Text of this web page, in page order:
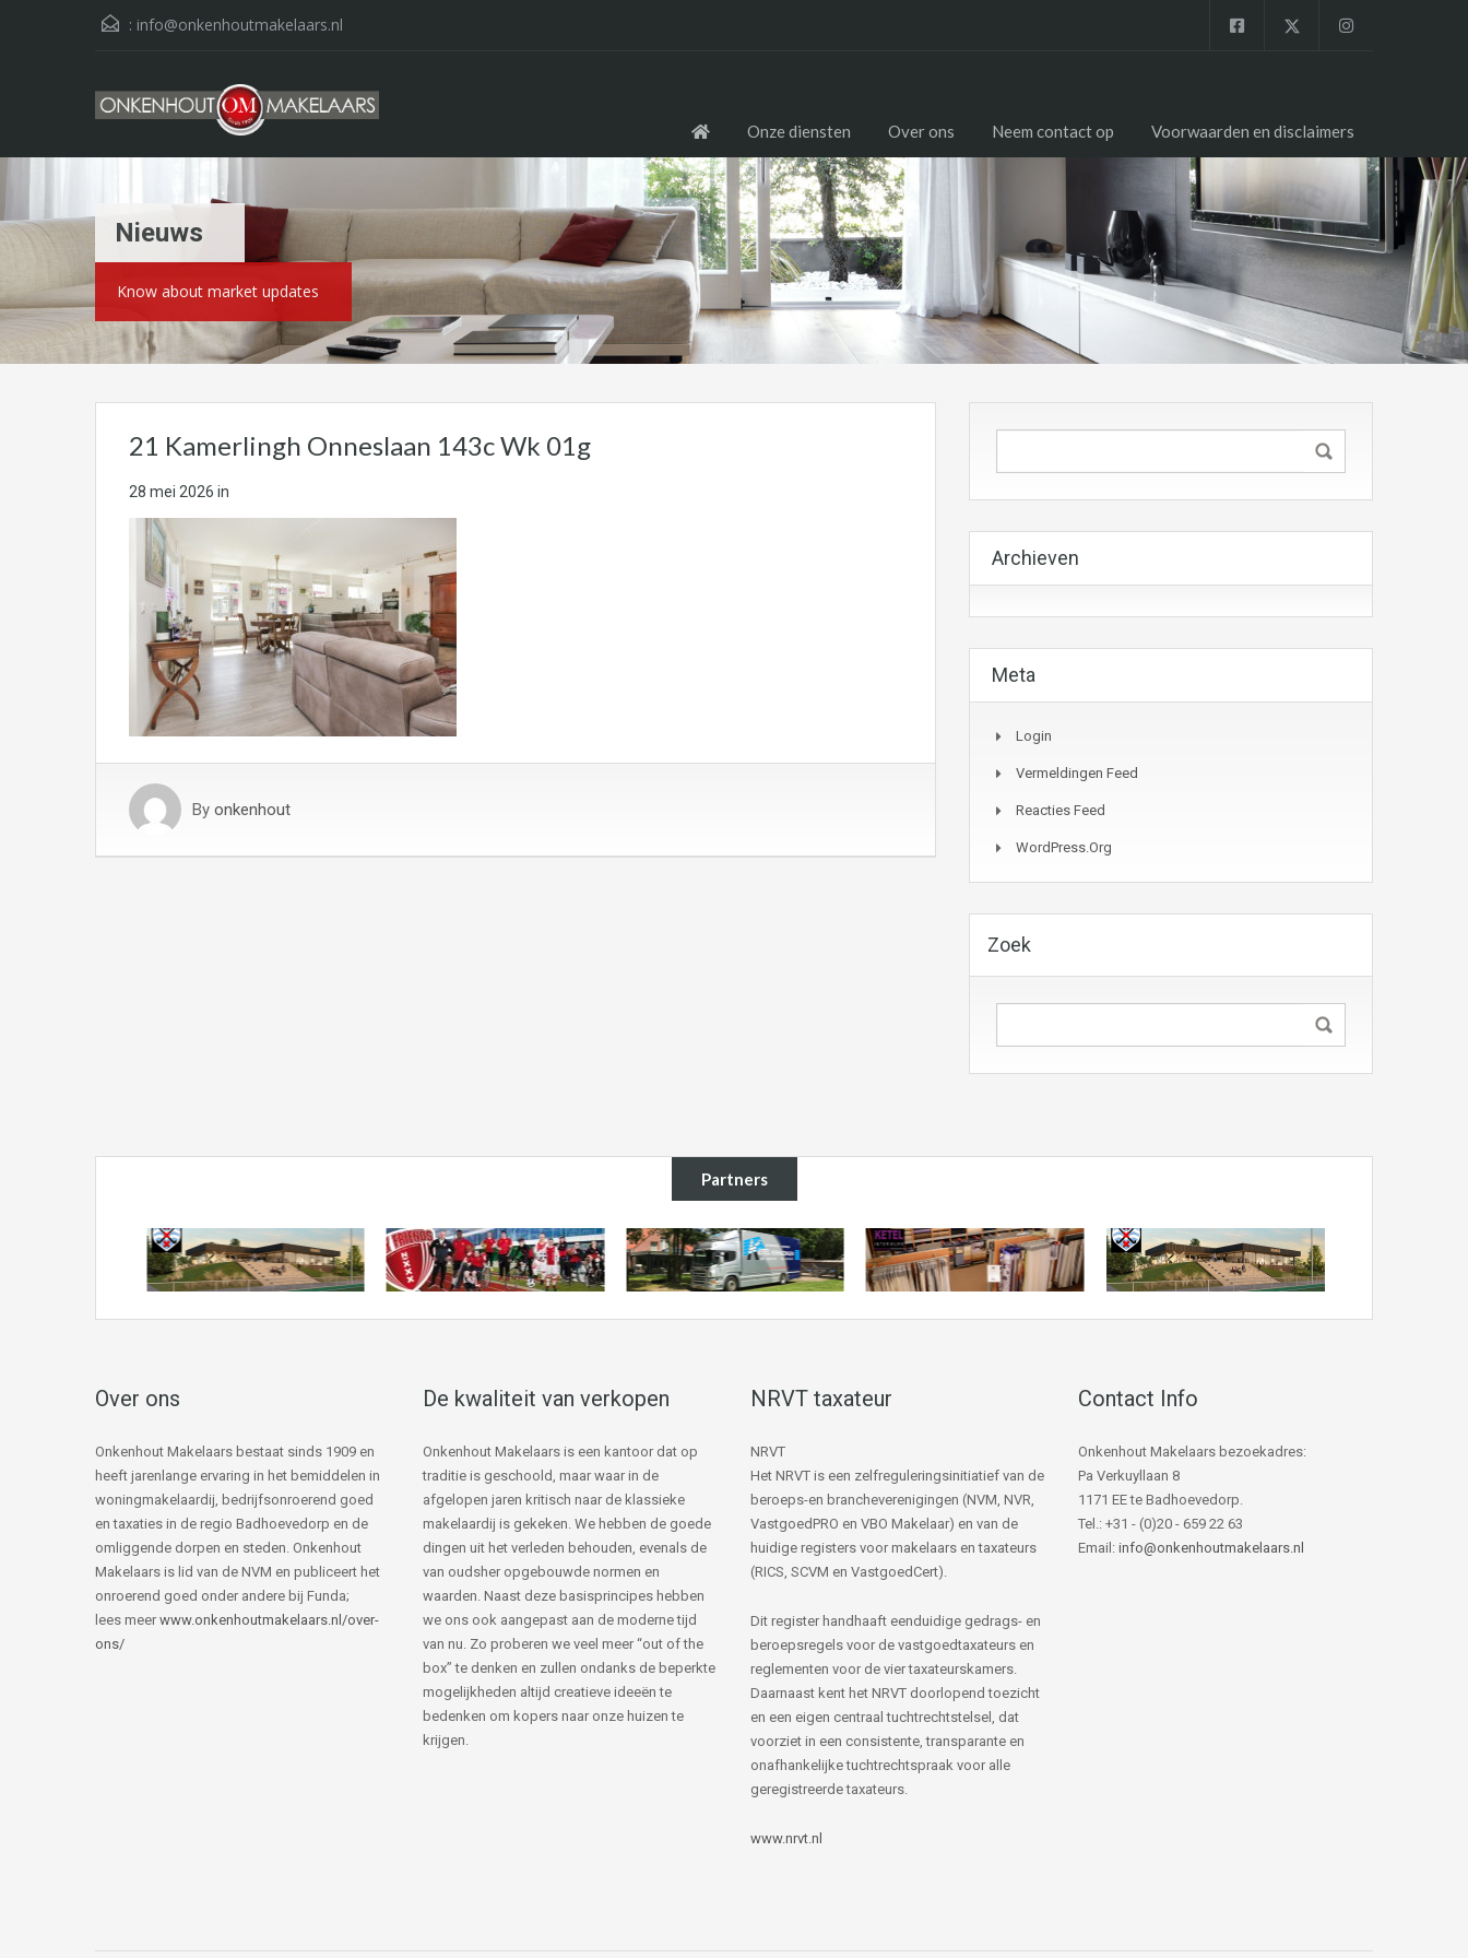
: info@onkenhoutmakelaars.nl
Onze diensten Over ons Neem contact op Voorwaarden en disclaimers
Nieuws
Know about market updates
21 Kamerlingh Onneslaan 143c Wk 01g
28 mei 2026 in
By onkenhout
Archieven
Meta
Login
Vermeldingen Feed
Reacties Feed
WordPress.org
Zoek
Partners
Over ons
Onkenhout Makelaars bestaat sinds 1909 en
heeft jarenlange ervaring in het bemiddelen in
woningmakelaardij, bedrijfsonroerend goed
en taxaties in de regio Badhoevedorp en de
omliggende dorpen en steden. Onkenhout
Makelaars is lid van de NVM en publiceert het
onroerend goed onder andere bij Funda;
lees meer www.onkenhoutmakelaars.nl/over-
ons/
De kwaliteit van verkopen
Onkenhout Makelaars is een kantoor dat op
traditie is geschoold, maar waar in de
afgelopen jaren kritisch naar de klassieke
makelaardij is gekeken. We hebben de goede
dingen uit het verleden behouden, evenals de
van oudsher opgebouwde normen en
waarden. Naast deze basisprincipes hebben
we ons ook aangepast aan de moderne tijd
van nu. Zo proberen we veel meer “out of the
box” te denken en zullen ondanks de beperkte
mogelijkheden altijd creatieve ideeën te
bedenken om kopers naar onze huizen te
krijgen.
NRVT taxateur
NRVT
Het NRVT is een zelfreguleringsinitiatief van de
beroeps-en brancheverenigingen (NVM, NVR,
VastgoedPRO en VBO Makelaar) en van de
huidige registers voor makelaars en taxateurs
(RICS, SCVM en VastgoedCert).
Dit register handhaaft eenduidige gedrags- en
beroepsregels voor de vastgoedtaxateurs en
reglementen voor de vier taxateurskamers.
Daarnaast kent het NRVT doorlopend toezicht
en een eigen centraal tuchtrechtstelsel, dat
voorziet in een consistente, transparante en
onafhankelijke tuchtrechtspraak voor alle
geregistreerde taxateurs.
www.nrvt.nl
Contact Info
Onkenhout Makelaars bezoekadres:
Pa Verkuyllaan 8
1171 EE te Badhoevedorp.
Tel.: +31 - (0)20 - 659 22 63
Email: info@onkenhoutmakelaars.nl